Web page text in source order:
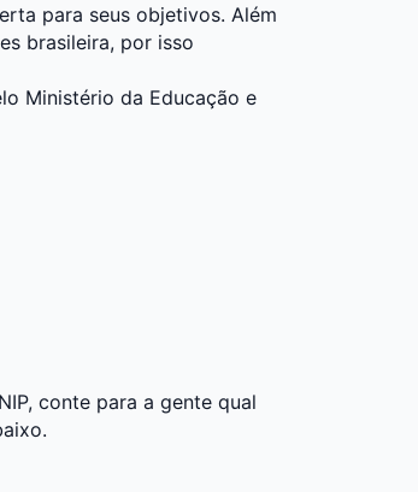
para seus objetivos. Além
brasileira, por isso
Ministério da Educação e
conte para a gente qual